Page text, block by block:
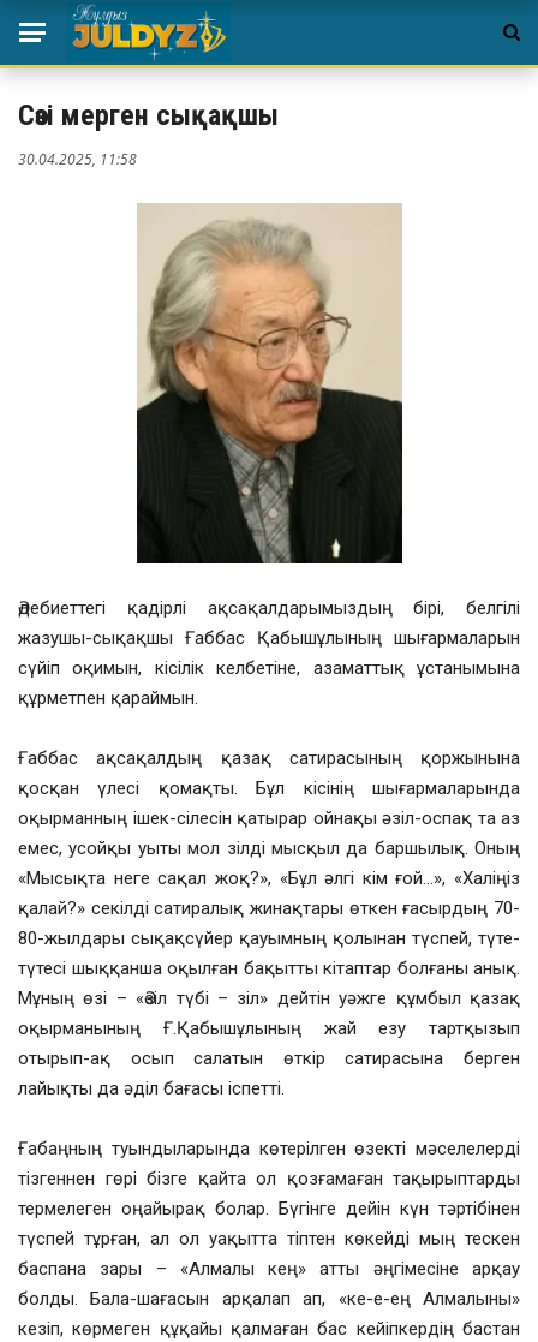
Сөзі мерген сықақшы
30.04.2025, 11:58
Әдебиеттегі қадірлі ақсақалдарымыздың бірі, белгілі
жазушы-сықақшы Ғаббас Қабышұлының шығармаларын
сүйіп оқимын, кісілік келбетіне, азаматтық ұстанымына
құрметпен қараймын.
Ғаббас ақсақалдың қазақ сатирасының қоржынына
қосқан үлесі қомақты. Бұл кісінің шығармаларында
оқырманның ішек-сілесін қатырар ойнақы әзіл-оспақ та аз
емес, усойқы уыты мол зілді мысқыл да баршылық. Оның
«Мысықта неге сақал жоқ?», «Бұл әлгі кім ғой…», «Халіңіз
қалай?» секілді сатиралық жинақтары өткен ғасырдың 70-
80-жылдары сықақсүйер қауымның қолынан түспей, түте-
түтесі шыққанша оқылған бақытты кітаптар болғаны анық.
Мұның өзі – «Әзіл түбі – зіл» дейтін уәжге құмбыл қазақ
оқырманының Ғ.Қабышұлының жай езу тартқызып
отырып-ақ осып салатын өткір сатирасына берген
лайықты да әділ бағасы іспетті.
Ғабаңның туындыларында көтерілген өзекті мәселелерді
тізгеннен гөрі бізге қайта ол қозғамаған тақырыптарды
термелеген оңайырақ болар. Бүгінге дейін күн тәртібінен
түспей тұрған, ал ол уақытта тіптен көкейді мың тескен
баспана зары – «Алмалы кең» атты әңгімесіне арқау
болды. Бала-шағасын арқалап ап, «ке-е-ең Алмалыны»
кезіп, көрмеген құқайы қалмаған бас кейіпкердің бастан